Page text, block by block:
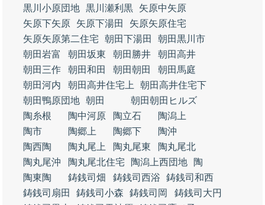
黒川小原団地 黒川瀬利黒
矢原中矢原
矢原下矢原
矢原下湯田
矢原矢原住宅
矢原矢原第二住宅
朝田下湯田
朝田黒川市
朝田岩富
朝田坂東 朝田勝井
朝田高井
朝田三作
朝田和田 朝田朝田
朝田馬庭
朝田河内
朝田高井住宅上
朝田高井住宅下
朝田鴨原団地 朝田
朝田朝田ヒルズ
陶糸根
陶中河原 陶立石
陶潟上
陶市
陶郷上 陶郷下
陶沖
陶西陶
陶丸尾上 陶丸尾東
陶丸尾北
陶丸尾沖
陶丸尾北住宅 陶潟上西団地
陶
陶東陶
鋳銭司畑 鋳銭司西浴
鋳銭司和西
鋳銭司扇田
鋳銭司小森 鋳銭司岡
鋳銭司大円